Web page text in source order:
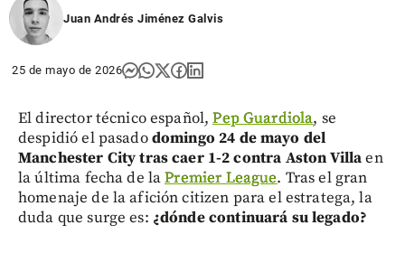
Juan Andrés Jiménez Galvis
25 de mayo de 2026
El director técnico español,Pep Guardiola, se
despidió el pasadodomingo 24 de mayo del
Manchester City tras caer 1-2 contra Aston Villaen
la última fecha de laPremier League. Tras el gran
homenaje de la afición citizen para el estratega, la
duda que surge es: ¿dónde continuará su legado?